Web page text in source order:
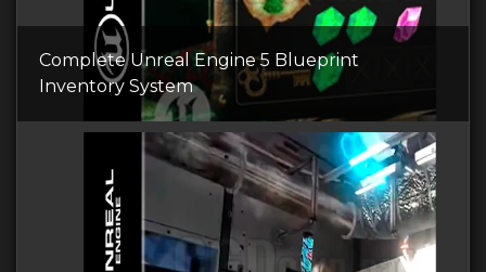
Complete Unreal Engine 5 Blueprint
Inventory System